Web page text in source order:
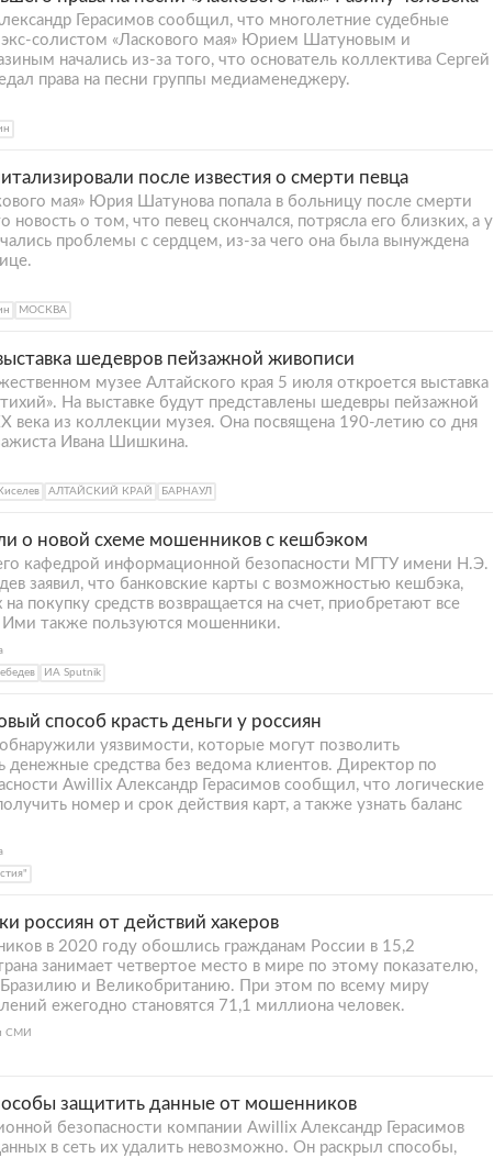
Герасимов сообщил, что многолетние судебные
экс-солистом «Ласкового мая» Юрием Шатуновым и
начались из-за того, что основатель коллектива Сергей
права на песни группы медиаменеджеру.
после известия о смерти певца
мая» Юрия Шатунова попала в больницу после смерти
новость о том, что певец скончался, потрясла его близких, а у
проблемы с сердцем, из-за чего она была вынуждена
МОСКВА
шедевров пейзажной живописи
музее Алтайского края 5 июля откроется выставка
На выставке будут представлены шедевры пейзажной
века из коллекции музея. Она посвящена 190-летию со дня
Ивана Шишкина.
АЛТАЙСКИЙ КРАЙ БАРНАУЛ
о новой схеме мошенников с кешбэком
кафедрой информационной безопасности МГТУ имени Н.Э.
заявил, что банковские карты с возможностью кешбэка,
на покупку средств возвращается на счет, приобретают все
также пользуются мошенники.
ИА Sputnik
способ красть деньги у россиян
уязвимости, которые могут позволить
средства без ведома клиентов. Директор по
Awillix Александр Герасимов сообщил, что логические
номер и срок действия карт, а также узнать баланс
россиян от действий хакеров
в 2020 году обошлись гражданам России в 15,2
занимает четвертое место в мире по этому показателю,
и Великобританию. При этом по всему миру
ежегодно становятся 71,1 миллиона человек.
СМИ
защитить данные от мошенников
безопасности компании Awillix Александр Герасимов
в сеть их удалить невозможно. Он раскрыл способы,